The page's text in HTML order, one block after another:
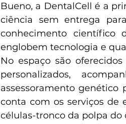
Bueno, a DentalCell é a
ciência sem entrega
conhecimento científico
englobem tecnologia e
No espaço são
personalizados,
assessoramento
conta com os serviços de
células-tronco da polpa do